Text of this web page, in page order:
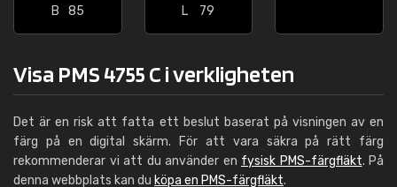
B
85
L
79
Visa PMS 4755 C i verkligheten
Det är en risk att fatta ett beslut baserat på visningen av en
färg på en digital skärm. För att vara säkra på rätt färg
rekommenderar vi att du använder en fysisk PMS-färgfläkt. På
denna webbplats kan du köpa en PMS-färgfläkt.